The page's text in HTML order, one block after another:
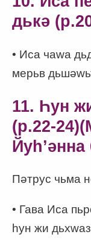
дькә
• Иса чаwа
мерьв
11. Һун
(p.22-
Йуһʼәнна
Пәтрус чьма
• Гава Иса
һун жи